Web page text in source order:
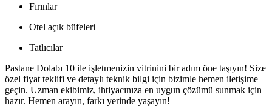
Fırınlar
Otel açık büfeleri
Tatlıcılar
Pastane Dolabı 10 ile işletmenizin vitrinini bir adım öne taşıyın! Size
özel fiyat teklifi ve detaylı teknik bilgi için bizimle hemen iletişime
geçin. Uzman ekibimiz, ihtiyacınıza en uygun çözümü sunmak için
hazır. Hemen arayın, farkı yerinde yaşayın!